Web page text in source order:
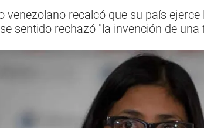
venezolano recalcó que su país
sentido rechazó "la invención de